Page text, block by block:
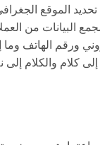
الموقع
البيانات من
ورقم الهاتف
كلام والكلام